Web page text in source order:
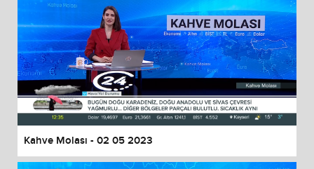
Kahve Molası - 02 05 2023